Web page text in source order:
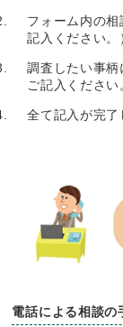
フォーム内の
記入ください。
調査したい事
ご記入ください
全て記入が完
電話による相談の